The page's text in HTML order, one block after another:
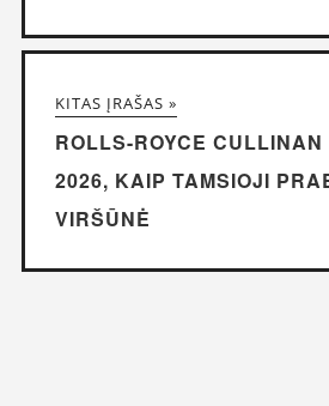
KITAS ĮRAŠAS »
ROLLS-ROYCE
2026, KAIP TAMSIOJI
VIRŠŪNĖ